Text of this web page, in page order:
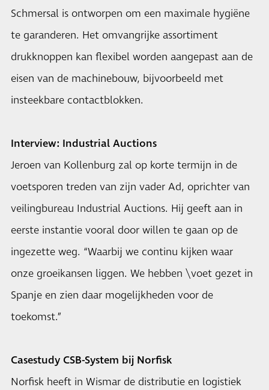
Schmersal is ontworpen om een maximale hygiëne
te garanderen. Het omvangrijke assortiment
drukknoppen kan flexibel worden aangepast aan de
eisen van de machinebouw, bijvoorbeeld met
insteekbare contactblokken.
Interview: Industrial Auctions
Jeroen van Kollenburg zal op korte termijn in de
voetsporen treden van zijn vader Ad, oprichter van
veilingbureau Industrial Auctions. Hij geeft aan in
eerste instantie vooral door willen te gaan op de
ingezette weg. “Waarbij we continu kijken waar
onze groeikansen liggen. We hebben \voet gezet in
Spanje en zien daar mogelijkheden voor de
toekomst.”
Casestudy CSB-System bij Norfisk
Norfisk heeft in Wismar de distributie en logistiek